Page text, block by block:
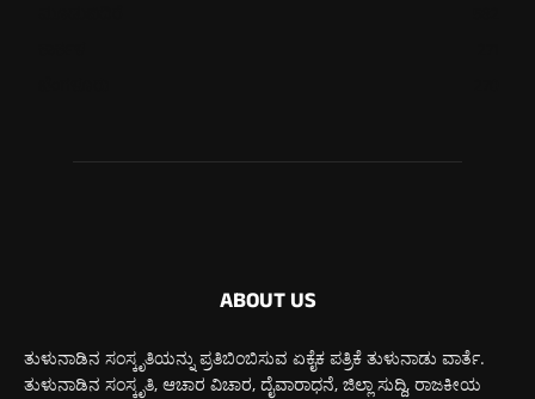
ABOUT US
ತುಳುನಾಡಿನ ಸಂಸ್ಕೃತಿಯನ್ನು ಪ್ರತಿಬಿಂಬಿಸುವ ಏಕೈಕ ಪತ್ರಿಕೆ ತುಳುನಾಡು ವಾರ್ತೆ.
ತುಳುನಾಡಿನ ಸಂಸ್ಕೃತಿ, ಆಚಾರ ವಿಚಾರ, ದೈವಾರಾಧನೆ, ಜಿಲ್ಲಾ ಸುದ್ದಿ, ರಾಜಕೀಯ